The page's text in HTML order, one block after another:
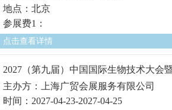
地点：北京
参展费1：
点击查看详情
2027（第九届）中国国际生物技术大会
主办方：上海广贸会展服务有限公司
时间：2027-04-23-2027-04-25